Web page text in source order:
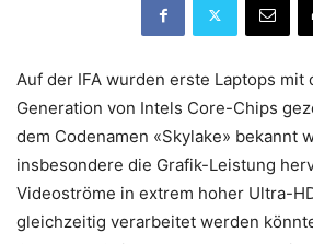
Auf der IFA wurden erste Laptops mit
Generation von Intels Core-Chips
dem Codenamen «Skylake» bekannt
insbesondere die Grafik-Leistung
Videoströme in extrem hoher Ultra-
gleichzeitig verarbeitet werden